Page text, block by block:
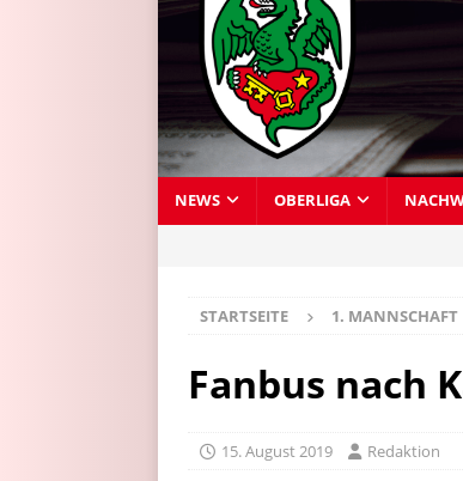
NEWS OBERLIGA
STARTSEITE 1. MANNSCHAFT
Fanbus nach
15. August 2019 Redaktion